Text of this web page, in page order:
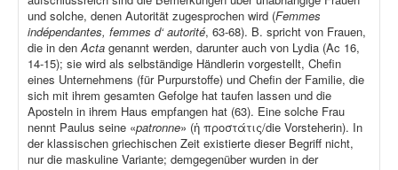
und solche, denen Autorität zugesprochen wird (Femmes
indépendantes, femmes d‘ autorité, 63-68). B. spricht von Frauen,
die in denActa genannt werden, darunter auch von Lydia (Ac 16,
14-15); sie wird als selbständige Händlerin vorgestellt, Chefin
eines Unternehmens (für Purpurstoffe) und Chefin der Familie, die
sich mit ihrem gesamten Gefolge hat taufen lassen und die
Aposteln in ihrem Haus empfangen hat (63). Eine solche Frau
nennt Paulus seine «patronne» (ἡ προστάτις/die Vorsteherin). In
der klassischen griechischen Zeit existierte dieser Begriff nicht,
nur die maskuline Variante; demgegenüber wurden in der